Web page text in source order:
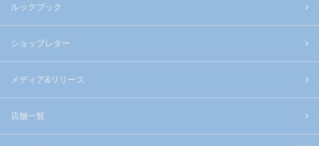
ルックブック
ショップレター
メディア&リリース
店舗一覧